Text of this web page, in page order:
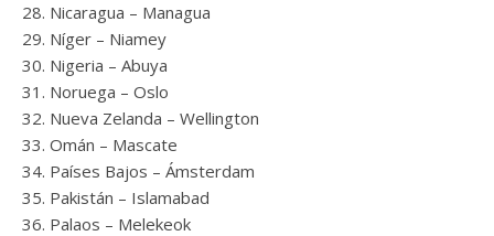
Nicaragua – Managua
Níger – Niamey
Nigeria – Abuya
Noruega – Oslo
Nueva Zelanda – Wellington
Omán – Mascate
Países Bajos – Ámsterdam
Pakistán – Islamabad
Palaos – Melekeok